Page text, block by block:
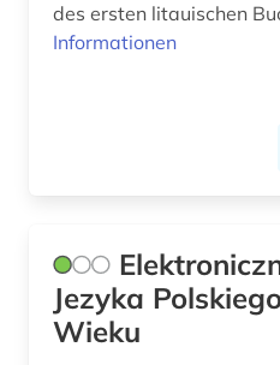
des ersten litauischen
Informationen
Jezyka
Wieku